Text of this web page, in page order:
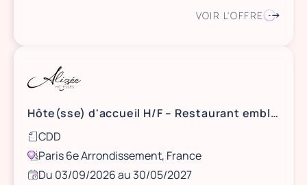
VOIR L'OFFRE
Hôte(sse) d'accueil H/F – Restaurant emblématique – 19h/semaine
CDD
Paris 6e Arrondissement, France
Du 03/09/2026 au 30/05/2027